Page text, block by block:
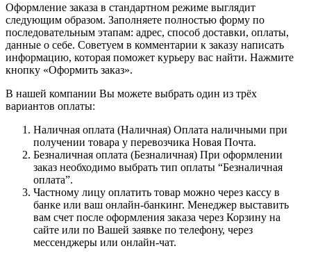
Оформление заказа в стандартном режиме выглядит
следующим образом. Заполняете полностью форму по
последовательным этапам: адрес, способ доставки, оплаты,
данные о себе. Советуем в комментарии к заказу написать
информацию, которая поможет курьеру вас найти. Нажмите
кнопку «Оформить заказ».
В нашей компании Вы можете выбрать один из трёх
вариантов оплаты:
Наличная оплата (Наличная) Оплата наличными при
получении товара у перевозчика Новая Почта.
Безналичная оплата (Безналичная) При оформлении
заказ необходимо выбрать тип оплаты “Безналичная
оплата”.
Частному лицу оплатить товар можно через кассу в
банке или ваш онлайн-банкинг. Менеджер выставить
вам счет после оформления заказа через Корзину на
сайте или по Вашей заявке по телефону, через
мессенджеры или онлайн-чат.